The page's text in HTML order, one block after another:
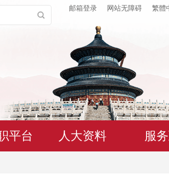
邮箱登录 网站无障碍 繁體
平台 人大资料 服